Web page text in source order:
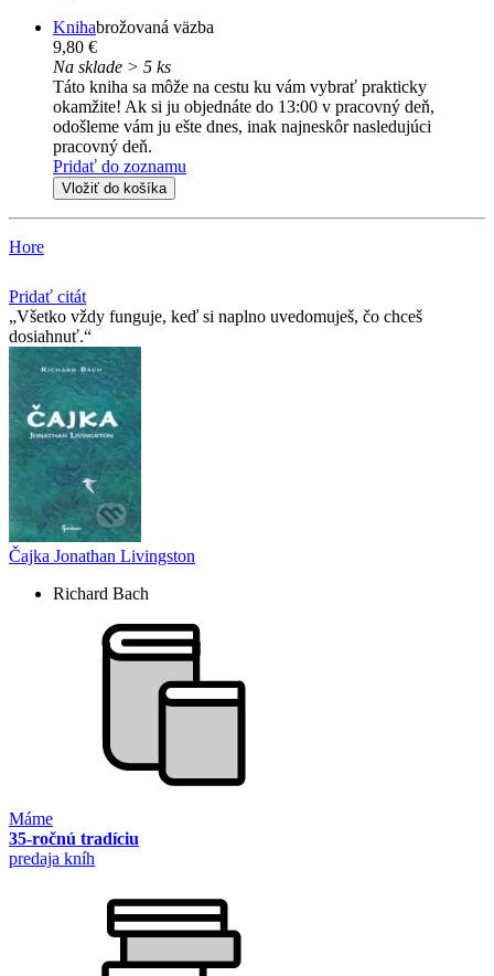
Knihabrožovaná väzba
9,80 €
Na sklade > 5 ks
Táto kniha sa môže na cestu ku vám vybrať prakticky
okamžite! Ak si ju objednáte do 13:00 v pracovný deň,
odošleme vám ju ešte dnes, inak najneskôr nasledujúci
pracovný deň.
Pridať do zoznamu
Vložiť do košíka
Hore
Pridať citát
Všetko vždy funguje, keď si naplno uvedomuješ, čo chceš
dosiahnuť.
Čajka Jonathan Livingston
Richard Bach
Máme
35-ročnú tradíciu
predaja kníh